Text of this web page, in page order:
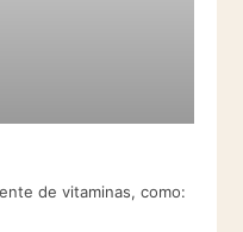
de vitaminas, como: